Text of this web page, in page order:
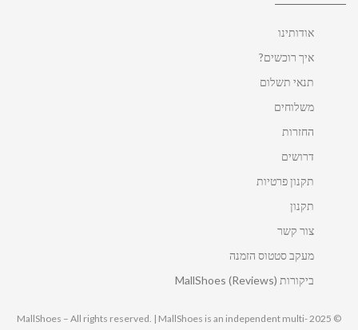
אודותינו
איך רוכשים?
תנאי תשלום
משלוחים
החזרות
דרושים
תקנון פרטיות
תקנון
צור קשר
מעקב סטטוס הזמנה
ביקורות MallShoes (Reviews)
© 2025 MallShoes – All rights reserved. | MallShoes is an independent multi-